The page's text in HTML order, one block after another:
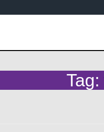
Tag: